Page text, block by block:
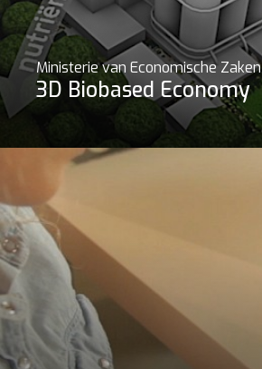
Ministerie van Economische Zaken
3D Biobased Economy